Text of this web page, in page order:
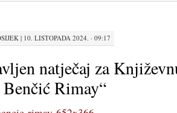
| 10. LISTOPADA 2024. · 09:17
natječaj za
Benčić Rimay“